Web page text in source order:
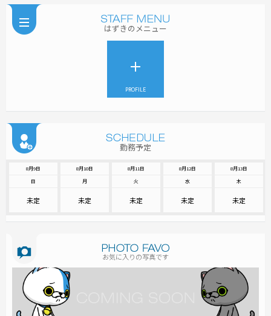
はずきのメニュー
PROFILE
勤務予定
8月9日
日
未定
8月10日
月
未定
8月11日
火
未定
8月12日
水
未定
8月13日
木
未定
お気に入りの写真です